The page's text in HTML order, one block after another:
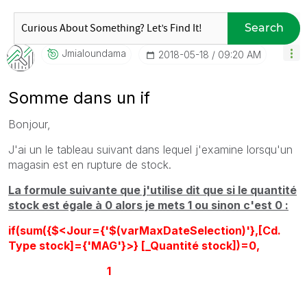
Search
Jmialoundama ‎2018-05-18 09:20 AM
Somme dans un if
Bonjour,
J'ai un le tableau suivant dans lequel j'examine lorsqu'un
magasin est en rupture de stock.
La formule suivante que j'utilise dit que si le quantité
stock est égale à 0 alors je mets 1 ou sinon c'est 0 :
if(sum({$<Jour={'$(varMaxDateSelection)'},[Cd.
Type stock]={'MAG'}>} [_Quantité stock])=0,
1